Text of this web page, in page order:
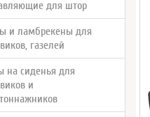
для штор
и ламбрекены для
газелей
на сиденья для
и